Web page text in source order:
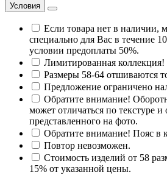
Условия
Если товара нет в наличии,
специально для Вас в течение
условии предоплаты 50%.
Лимитированная
Размеры 58-64 отшиваются
Предложение ограничено
Обратите внимание!
может отличаться по текстуре и
представленного на фото.
Обратите внимание! Пояс в
Повтор невозможен.
Стоимость изделий от 58
15% от указанной цены.